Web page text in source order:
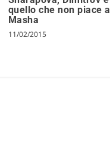
quello che non piace a
Masha
11/02/2015